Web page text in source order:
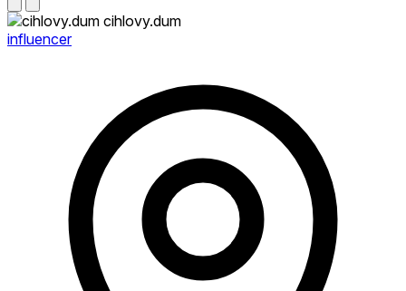
cihlovy.dum
influencer